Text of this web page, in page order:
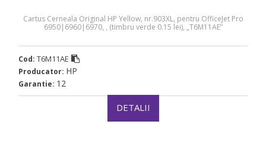
Cartus Cerneala Original HP Yellow, nr.903XL, pentru OfficeJet Pro
6950|6960|6970, , (timbru verde 0.15 lei), „T6M11AE”
Cod: T6M11AE
Producator: HP
Garantie: 12
DETALII